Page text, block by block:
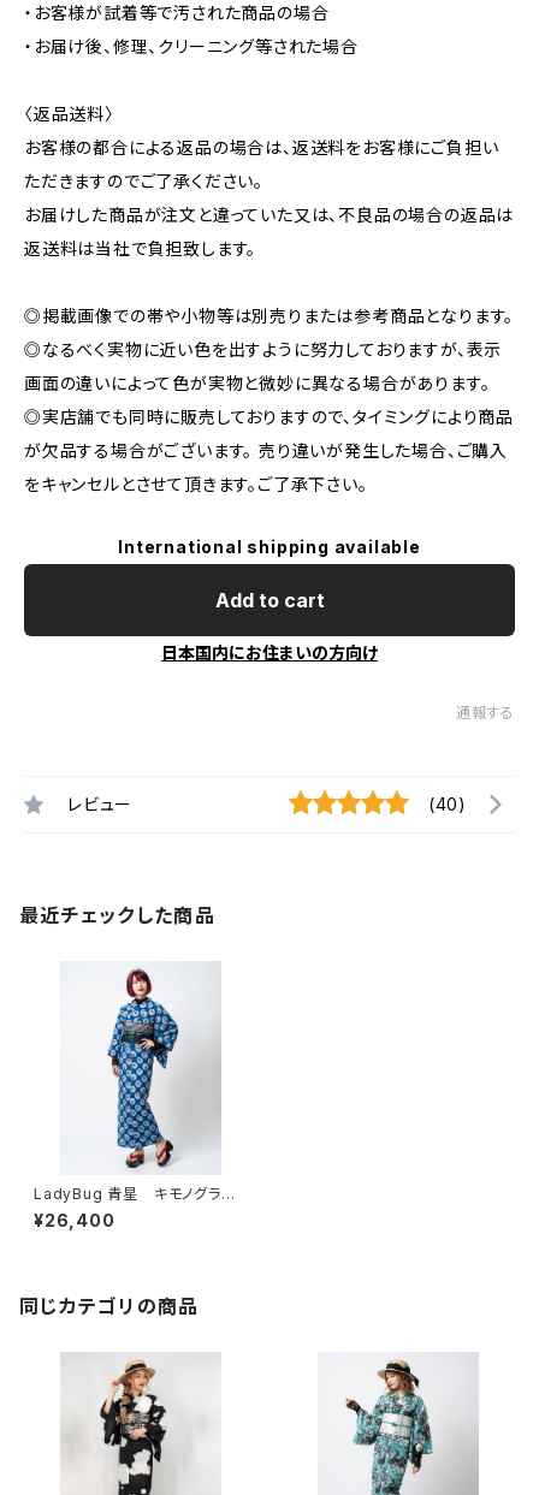
・お客様が試着等で汚された商品の場合
・お届け後、修理、クリーニング等された場合
〈返品送料〉
お客様の都合による返品の場合は、返送料をお客様にご負担い
ただきますのでご了承ください。
お届けした商品が注文と違っていた又は、不良品の場合の返品は
返送料は当社で負担致します。
◎掲載画像での帯や小物等は別売りまたは参考商品となります。
◎なるべく実物に近い色を出すように努力しておりますが、表示
画面の違いによって色が実物と微妙に異なる場合があります。
◎実店舗でも同時に販売しておりますので、タイミングにより商品
が欠品する場合がございます。 売り違いが発生した場合、ご購入
をキャンセルとさせて頂きます。ご了承下さい。
International shipping available
Add to cart
日本国内にお住まいの方向け
通報する
レビュー (40)
最近チェックした商品
LadyBug 青星 キモノグラー
ス×ローブジャポニカコラボ浴
衣 レディース 綿100％
¥26,400
同じカテゴリの商品